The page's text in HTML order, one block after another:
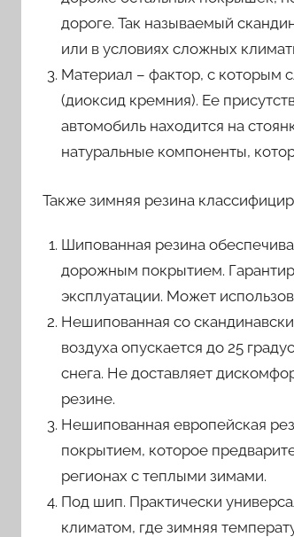
дороге. Так называемый
или в условиях сложных
Материал – фактор, с которым
(диоксид кремния). Ее
автомобиль находится на
натуральные компоненты,
Также зимняя резина
Шипованная резина
дорожным покрытием.
эксплуатации. Может
Нешипованная со
воздуха опускается до 25
снега. Не доставляет
резине.
Нешипованная европейская
покрытием, которое
регионах с теплыми зимами.
Под шип. Практически
климатом, где зимняя